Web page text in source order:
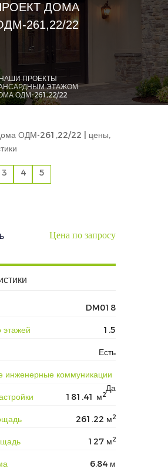
ДОМА
261,22/22
ПРОЕКТЫ
ЭТАЖОМ
ОДМ-261,22/22
3 4 5
Цена по запросу
DM018
этажей
1.5
Есть
инженерные коммуникации
Да
181.41 м2
261.22 м2
127 м2
6.84 м